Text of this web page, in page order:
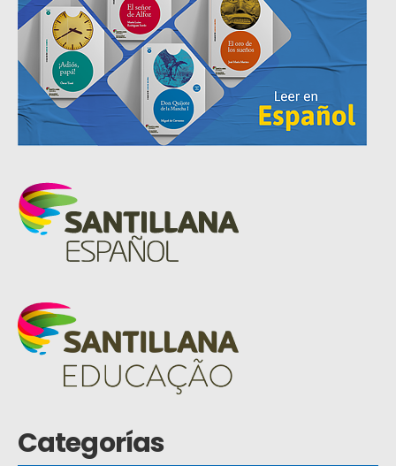
Categorías